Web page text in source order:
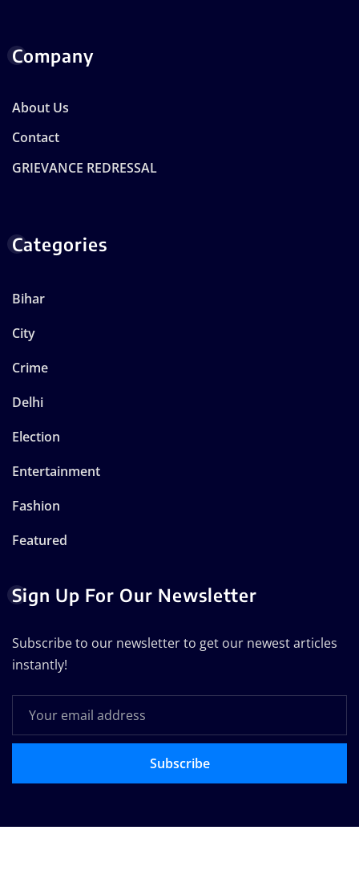
Company
About Us
Contact
GRIEVANCE REDRESSAL
Categories
Bihar
City
Crime
Delhi
Election
Entertainment
Fashion
Featured
Sign Up For Our Newsletter
Subscribe to our newsletter to get our newest articles
instantly!
Subscribe